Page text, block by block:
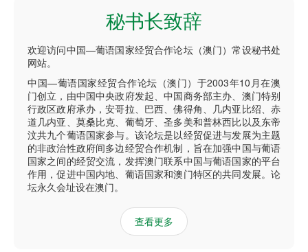
秘书长致辞
欢迎访问中国—葡语国家经贸合作论坛（澳门）常设秘书处
网站。
中国—葡语国家经贸合作论坛（澳门）于2003年10月在澳
门创立，由中国中央政府发起、中国商务部主办、澳门特别
行政区政府承办，安哥拉、巴西、佛得角、几内亚比绍、赤
道几内亚、莫桑比克、葡萄牙、圣多美和普林西比以及东帝
汶共九个葡语国家参与。该论坛是以经贸促进与发展为主题
的非政治性政府间多边经贸合作机制，旨在加强中国与葡语
国家之间的经贸交流，发挥澳门联系中国与葡语国家的平台
作用，促进中国内地、葡语国家和澳门特区的共同发展。论
坛永久会址设在澳门。
查看更多